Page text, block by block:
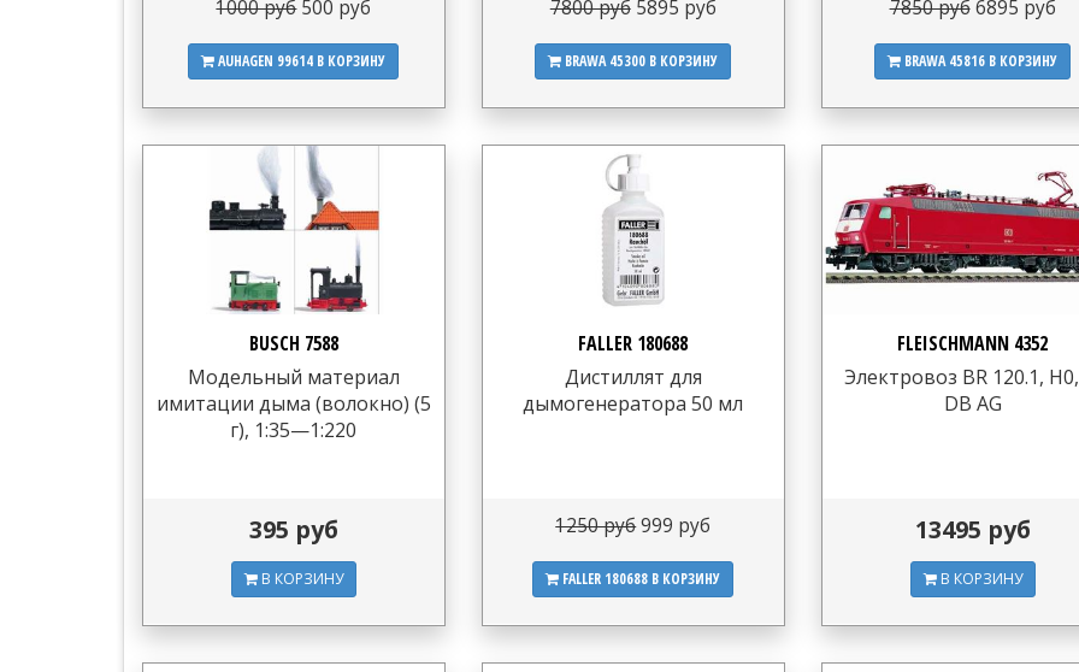
1000 руб 500 руб
AUHAGEN 99614 В КОРЗИНУ
7800 руб 5895 руб
BRAWA 45300 В КОРЗИНУ
7850 руб 6895 руб
BRAWA 45816 В КОРЗИНУ
BUSCH 7588
Модельный материал
имитации дыма (волокно) (5
г), 1:35—1:220
395 руб
В КОРЗИНУ
FALLER 180688
Дистиллят для
дымогенератора 50 мл
1250 руб999 руб
FALLER 180688 В КОРЗИНУ
FLEISCHMANN 4352
Электровоз BR 120.1,
DB AG
13495 руб
В КОРЗИНУ